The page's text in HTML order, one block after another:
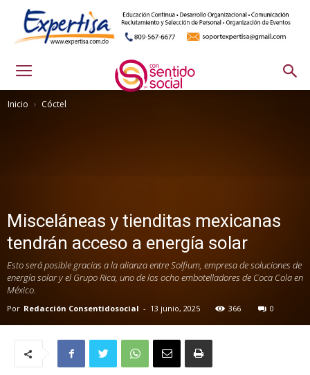
Inicio Cóctel
Misceláneas y tienditas mexicanas
tendrán acceso a energía solar
Esto será posible gracias a la alianza entre Solfium, empresa de soluciones de
energía solar y el Grupo Rica, uno de los ocho embotelladores de Coca Cola en
México.
Por Redacción Consentidosocial - 13 junio, 2025 366 0